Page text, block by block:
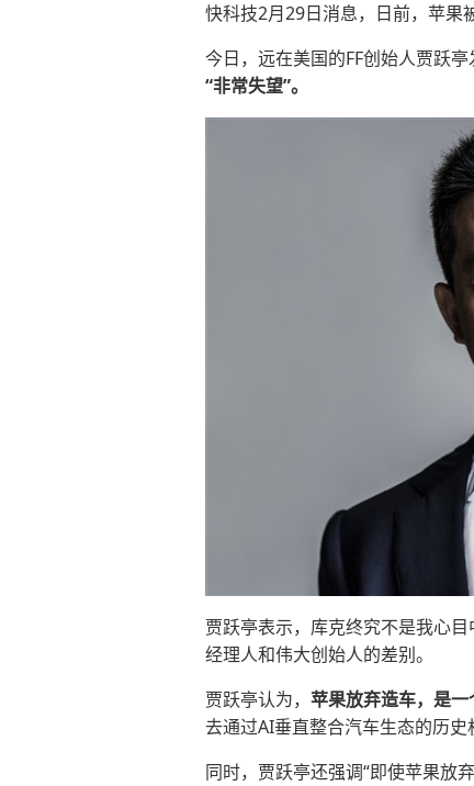
快科技2月29日消息，日前，苹果
今日，远在美国的FF创始人贾跃
“非常失望”。
贾跃亭表示，库克终究不是我心目
经理人和伟大创始人的差别。
贾跃亭认为， 苹果放弃造车，是
去通过AI垂直整合汽车生态的历
同时，贾跃亭还强调“即使苹果放